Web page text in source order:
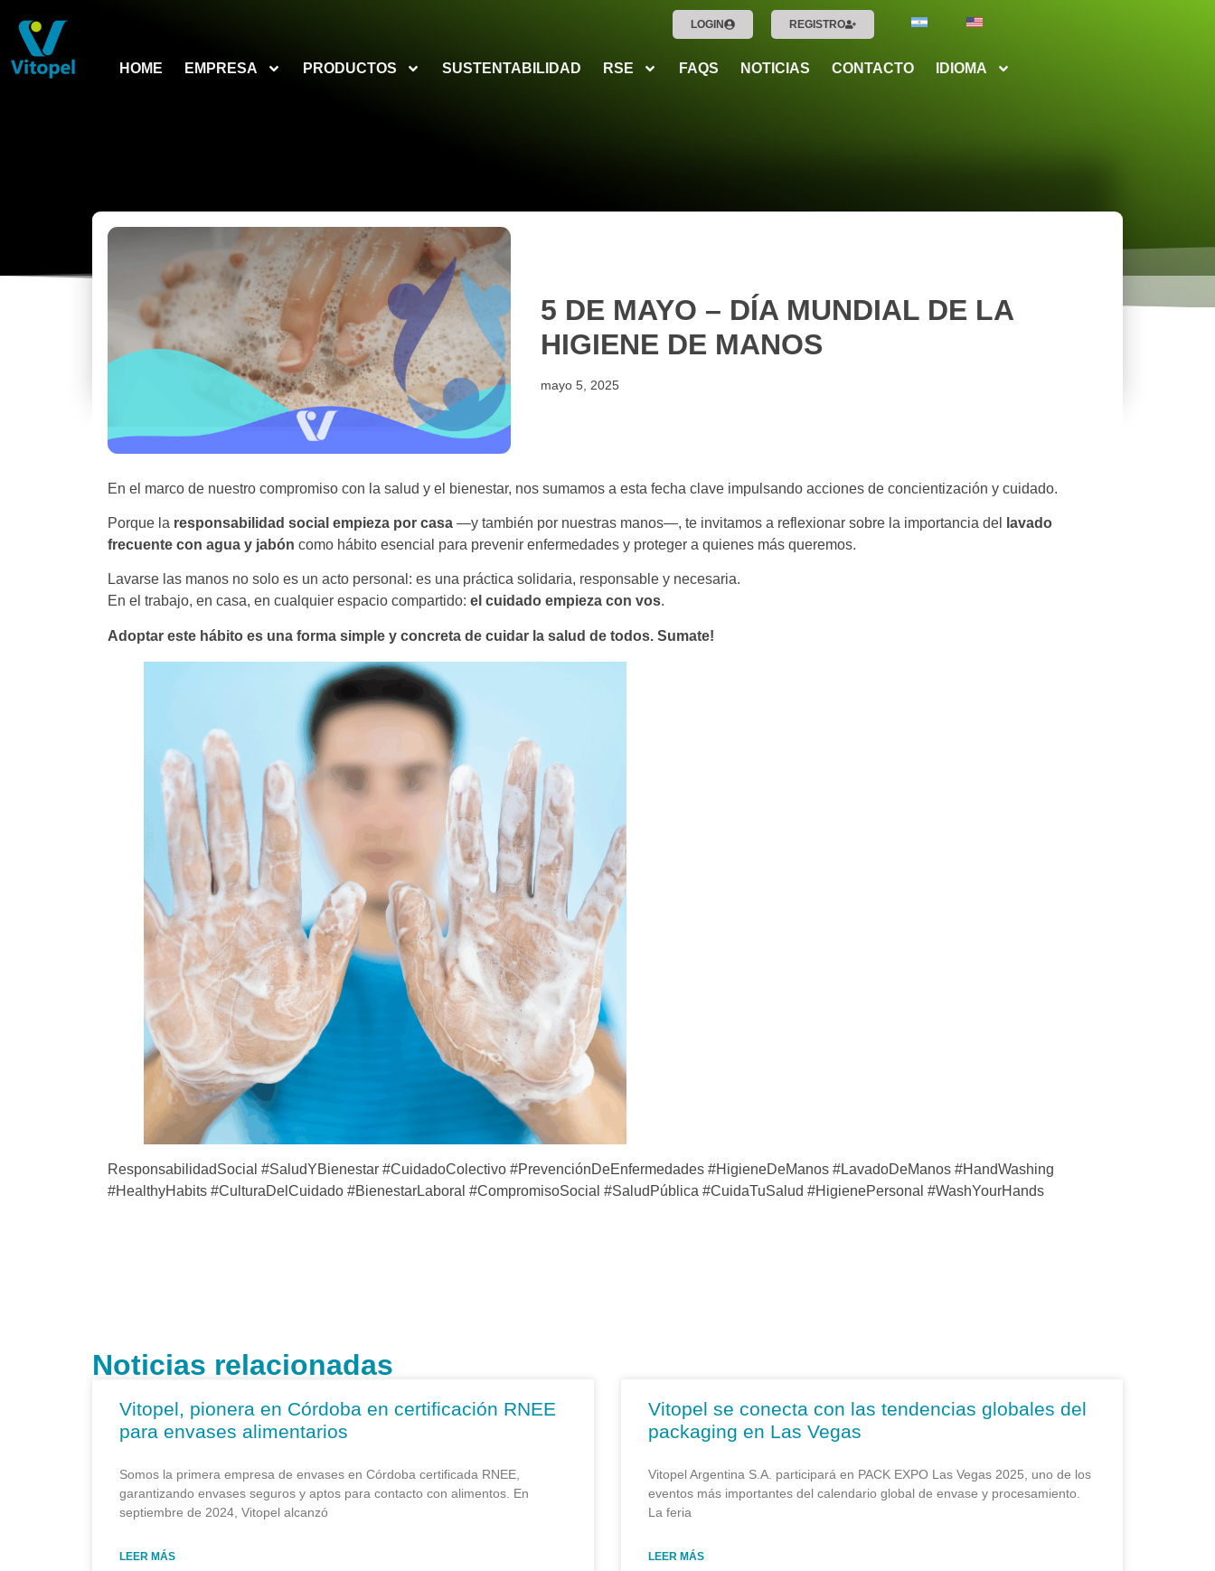
LOGIN REGISTRO
HOME EMPRESA PRODUCTOS SUSTENTABILIDAD RSE FAQS NOTICIAS CONTACTO IDIOMA
5 DE MAYO – DÍA MUNDIAL DE LA
HIGIENE DE MANOS
mayo 5, 2025
En el marco de nuestro compromiso con la salud y el bienestar, nos sumamos a esta fecha clave impulsando acciones de concientización y cuidado.
Porque la responsabilidad social empieza por casa —y también por nuestras manos—, te invitamos a reflexionar sobre la importancia del
lavado
frecuente con agua y jabón como hábito esencial para prevenir enfermedades y proteger a quienes más queremos.
Lavarse las manos no solo es un acto personal: es una práctica solidaria, responsable y necesaria.
En el trabajo, en casa, en cualquier espacio compartido: el cuidado empieza con vos.
Adoptar este hábito es una forma simple y concreta de cuidar la salud de todos. Sumate!
ResponsabilidadSocial #SaludYBienestar #CuidadoColectivo #PrevenciónDeEnfermedades #HigieneDeManos #LavadoDeManos #HandWashing
#HealthyHabits #CulturaDelCuidado #BienestarLaboral #CompromisoSocial #SaludPública #CuidaTuSalud #HigienePersonal #WashYourHands
Noticias relacionadas
Vitopel, pionera en Córdoba en certificación RNEE
para envases alimentarios
Somos la primera empresa de envases en Córdoba certificada RNEE,
garantizando envases seguros y aptos para contacto con alimentos. En
septiembre de 2024, Vitopel alcanzó
LEER MÁS
Vitopel se conecta con las tendencias globales del
packaging en Las Vegas
Vitopel Argentina S.A. participará en PACK EXPO Las Vegas 2025, uno de los
eventos más importantes del calendario global de envase y procesamiento.
La feria
LEER MÁS